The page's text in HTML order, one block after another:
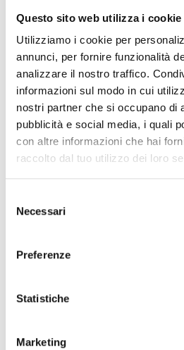
Questo sito web utilizza i cookie
Utilizziamo i cookie per
annunci, per fornire funzionalità
analizzare il nostro traffico.
informazioni sul modo in cui
nostri partner che si occupano di
pubblicità e social media, i quali
con altre informazioni che hai
raccolto dal tuo utilizzo dei loro
delNecessari
Preferenze
Statistiche
Marketing